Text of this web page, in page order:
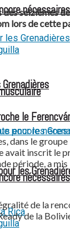
nécessaires
nécessaires
les
seizièmes
lors de cette
le
dans le
inscrit le
période, a
de la
de la